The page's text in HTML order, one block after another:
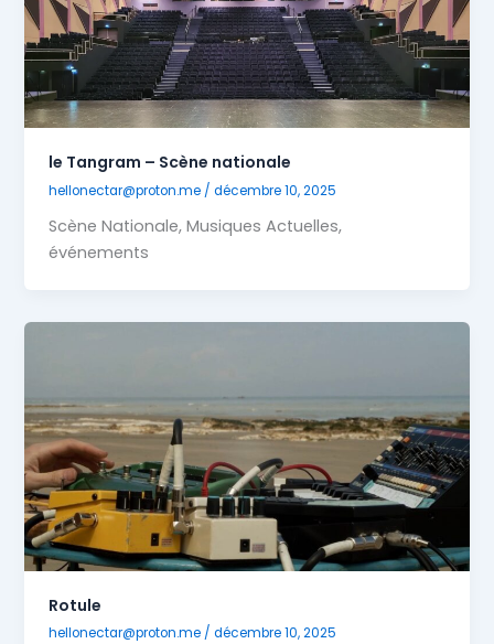
le Tangram – Scène nationale
hellonectar@proton.me /décembre 10, 2025
Scène Nationale, Musiques Actuelles,
événements
Rotule
hellonectar@proton.me /décembre 10, 2025